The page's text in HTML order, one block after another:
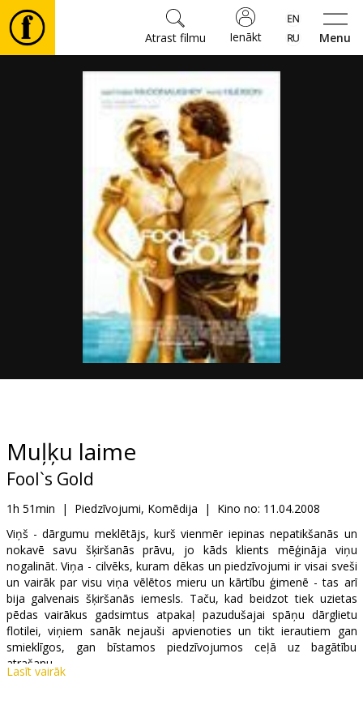
Menu
Ienākt
Atrast filmu
Kultūra
Dāvanu
B2B
Kino
Klubs
Muļķu laime
Fool`s Gold
1h 51min | Piedzīvojumi, Komēdija | Kino no: 11.04.2008
Viņš - dārgumu meklētājs, kurš vienmēr iepinas nepatikšanās un
nokavē savu šķiršanās prāvu, jo kāds klients mēģināja viņu
nogalināt. Viņa - cilvēks, kuram dēkas un piedzīvojumi ir visai sveši
un vairāk par visu viņa vēlētos mieru un kārtību ģimenē - tas arī
bija galvenais šķiršanās iemesls. Taču, kad beidzot tiek uzietas
pēdas vairākus gadsimtus atpakaļ pazudušajai spāņu dārglietu
flotilei, viņiem sanāk nejauši apvienoties un tikt ierautiem gan
smieklīgos, gan bīstamos piedzīvojumos ceļā uz bagātību
atrašanu.
Lasīt vairāk